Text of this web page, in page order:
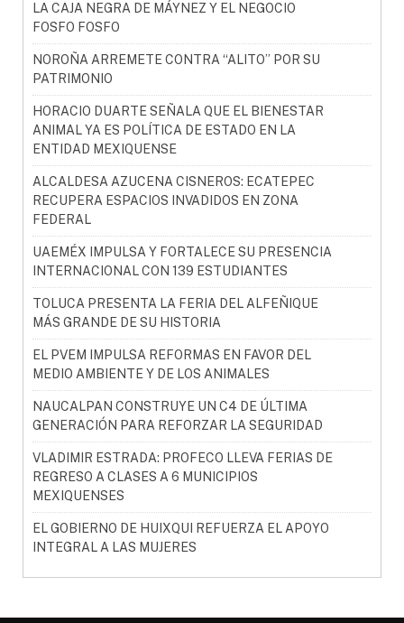
LA CAJA NEGRA DE MÁYNEZ Y EL NEGOCIO
FOSFO FOSFO
NOROÑA ARREMETE CONTRA “ALITO” POR SU
PATRIMONIO
HORACIO DUARTE SEÑALA QUE EL BIENESTAR
ANIMAL YA ES POLÍTICA DE ESTADO EN LA
ENTIDAD MEXIQUENSE
ALCALDESA AZUCENA CISNEROS: ECATEPEC
RECUPERA ESPACIOS INVADIDOS EN ZONA
FEDERAL
UAEMÉX IMPULSA Y FORTALECE SU PRESENCIA
INTERNACIONAL CON 139 ESTUDIANTES
TOLUCA PRESENTA LA FERIA DEL ALFEÑIQUE
MÁS GRANDE DE SU HISTORIA
EL PVEM IMPULSA REFORMAS EN FAVOR DEL
MEDIO AMBIENTE Y DE LOS ANIMALES
NAUCALPAN CONSTRUYE UN C4 DE ÚLTIMA
GENERACIÓN PARA REFORZAR LA SEGURIDAD
VLADIMIR ESTRADA: PROFECO LLEVA FERIAS DE
REGRESO A CLASES A 6 MUNICIPIOS
MEXIQUENSES
EL GOBIERNO DE HUIXQUI REFUERZA EL APOYO
INTEGRAL A LAS MUJERES